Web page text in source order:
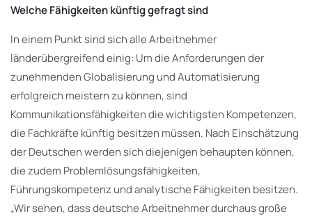
Welche Fähigkeiten künftig gefragt sind
In einem Punkt sind sich alle Arbeitnehmer
länderübergreifend einig: Um die Anforderungen der
zunehmenden Globalisierung und Automatisierung
erfolgreich meistern zu können, sind
Kommunikationsfähigkeiten die wichtigsten Kompetenzen,
die Fachkräfte künftig besitzen müssen. Nach Einschätzung
der Deutschen werden sich diejenigen behaupten können,
die zudem Problemlösungsfähigkeiten,
Führungskompetenz und analytische Fähigkeiten besitzen.
„Wir sehen, dass deutsche Arbeitnehmer durchaus große